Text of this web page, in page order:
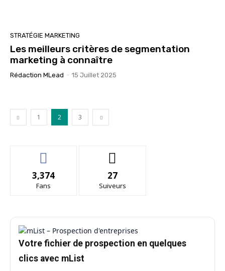
STRATÉGIE MARKETING
Les meilleurs critères de segmentation
marketing à connaître
Rédaction MLead - 15 Juillet 2025
1 2 3
3,374
Fans
27
Suiveurs
Votre fichier de prospection en quelques
clics avec mList